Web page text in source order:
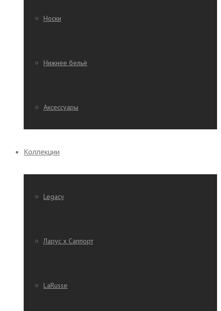
Носки
Нижнее бельё
Аксессуары
Коллекции
Legacy
Ларус х Саппорт
LaRusse